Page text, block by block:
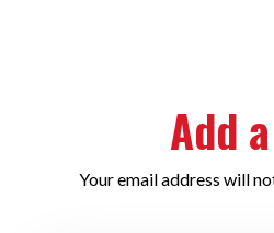
Add
Your email address will